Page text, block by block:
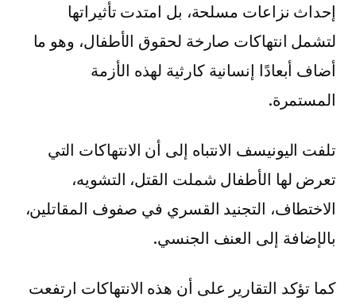
إحداث نزاعات مسلحة، بل امتدت تأثيراتها
لتشمل انتهاكات صارخة لحقوق الأطفال، وهو ما
أضاف أبعادًا إنسانية كارثية لهذه الأزمة
المستمرة.
تلفت اليونيسف الانتباه إلى أن الانتهاكات التي
تعرض لها الأطفال شملت القتل، التشويه،
الاختطاف، التجنيد القسري في صفوف المقاتلين،
بالإضافة إلى العنف الجنسي.
كما تؤكد التقارير على أن هذه الانتهاكات ارتفعت